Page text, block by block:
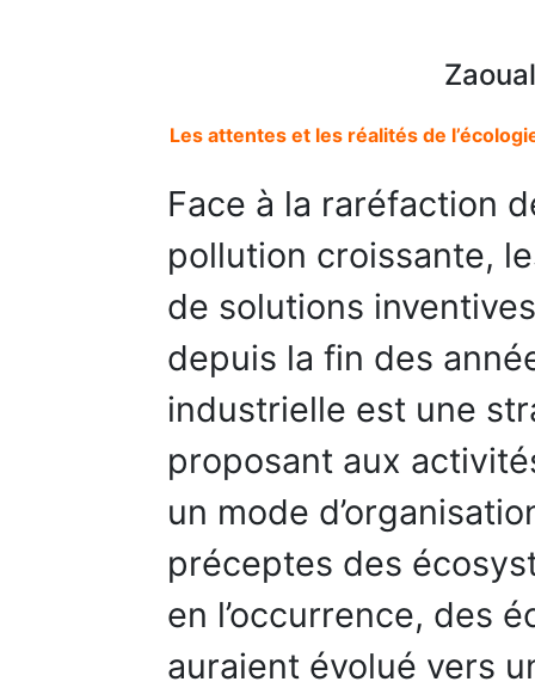
Les attentes et les réalités de
Face à la raréfaction
pollution croissante,
de solutions
depuis la fin des
industrielle est une
proposant aux
un mode
préceptes des
en l’occurrence, des
auraient évolué vers